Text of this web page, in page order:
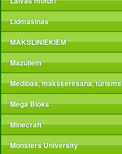
Lidmašīnas
MĀKSLINIEKIEM
Mazuļiem
Medības, makšķerēšana, tūrisms
Mega Bloks
Minecraft
Monsters University